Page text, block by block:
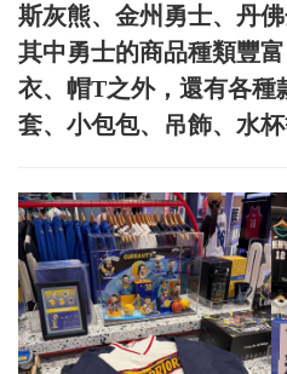
斯灰熊、金州勇士、丹
其中勇士的商品種類豐
衣、帽T之外，還有各種
套、小包包、吊飾、水杯